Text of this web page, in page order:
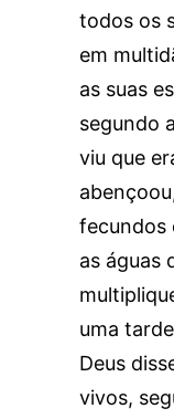
todos os
em
as suas
segundo
viu que
fecundos
as águas
uma
Deus
vivos,